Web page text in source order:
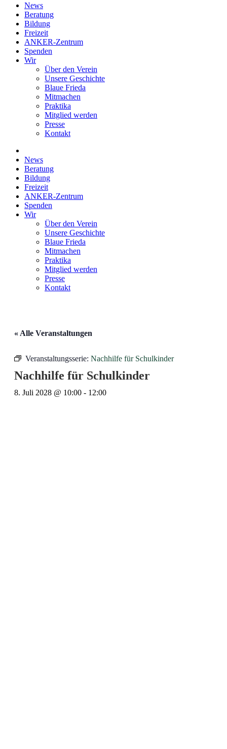
News
Beratung
Bildung
Freizeit
ANKER-Zentrum
Spenden
Wir
Über den Verein
Unsere Geschichte
Blaue Frieda
Mitmachen
Praktika
Mitglied werden
Presse
Kontakt
News
Beratung
Bildung
Freizeit
ANKER-Zentrum
Spenden
Wir
Über den Verein
Unsere Geschichte
Blaue Frieda
Mitmachen
Praktika
Mitglied werden
Presse
Kontakt
« Alle Veranstaltungen
Veranstaltungsserie: Nachhilfe für Schulkinder
Nachhilfe für Schulkinder
8. Juli 2028 @ 10:00 - 12:00